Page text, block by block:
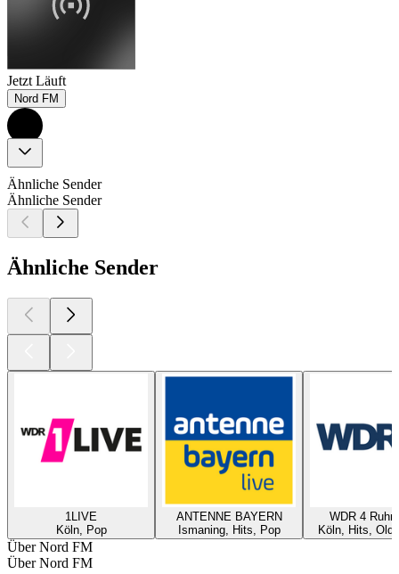
Jetzt Läuft
Nord FM
Ähnliche Sender
Ähnliche Sender
Ähnliche Sender
1LIVE
Köln, Pop
ANTENNE BAYERN
Ismaning, Hits, Pop
WDR 4
Köln, Hits,
Über Nord FM
Über Nord FM